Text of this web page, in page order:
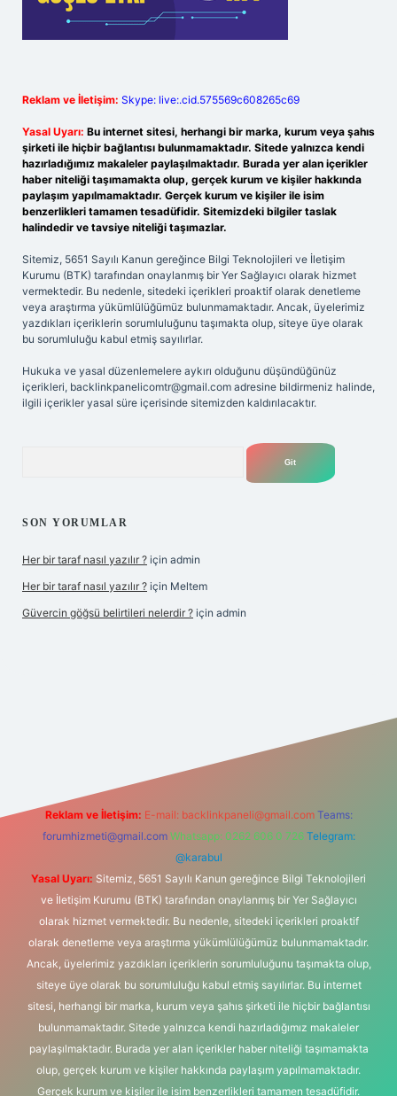
Reklam ve İletişim: Skype: live:.cid.575569c608265c69
Yasal Uyarı: Bu internet sitesi, herhangi bir marka, kurum veya şahıs
şirketi ile hiçbir bağlantısı bulunmamaktadır. Sitede yalnızca kendi
hazırladığımız makaleler paylaşılmaktadır. Burada yer alan içerikler
haber niteliği taşımamakta olup, gerçek kurum ve kişiler hakkında
paylaşım yapılmamaktadır. Gerçek kurum ve kişiler ile isim
benzerlikleri tamamen tesadüfidir. Sitemizdeki bilgiler taslak
halindedir ve tavsiye niteliği taşımazlar.
Sitemiz, 5651 Sayılı Kanun gereğince Bilgi Teknolojileri ve İletişim
Kurumu (BTK) tarafından onaylanmış bir Yer Sağlayıcı olarak hizmet
vermektedir. Bu nedenle, sitedeki içerikleri proaktif olarak denetleme
veya araştırma yükümlülüğümüz bulunmamaktadır. Ancak, üyelerimiz
yazdıkları içeriklerin sorumluluğunu taşımakta olup, siteye üye olarak
bu sorumluluğu kabul etmiş sayılırlar.
Hukuka ve yasal düzenlemelere aykırı olduğunu düşündüğünüz
içerikleri, backlinkpanelicomtr@gmail.com adresine bildirmeniz halinde,
ilgili içerikler yasal süre içerisinde sitemizden kaldırılacaktır.
SON YORUMLAR
Her bir taraf nasıl yazılır ? için admin
Her bir taraf nasıl yazılır ? için Meltem
Güvercin göğsü belirtileri nelerdir ? için admin
Reklam ve İletişim: E-mail: backlinkpaneli@gmail.com Teams:
forumhizmeti@gmail.com Whatsapp: 0262 606 0 726 Telegram:
@karabul
Yasal Uyarı: Sitemiz, 5651 Sayılı Kanun gereğince Bilgi Teknolojileri
ve İletişim Kurumu (BTK) tarafından onaylanmış bir Yer Sağlayıcı
olarak hizmet vermektedir. Bu nedenle, sitedeki içerikleri proaktif
olarak denetleme veya araştırma yükümlülüğümüz bulunmamaktadır.
Ancak, üyelerimiz yazdıkları içeriklerin sorumluluğunu taşımakta olup,
siteye üye olarak bu sorumluluğu kabul etmiş sayılırlar. Bu internet
sitesi, herhangi bir marka, kurum veya şahıs şirketi ile hiçbir bağlantısı
bulunmamaktadır. Sitede yalnızca kendi hazırladığımız makaleler
paylaşılmaktadır. Burada yer alan içerikler haber niteliği taşımamakta
olup, gerçek kurum ve kişiler hakkında paylaşım yapılmamaktadır.
Gerçek kurum ve kişiler ile isim benzerlikleri tamamen tesadüfidir.